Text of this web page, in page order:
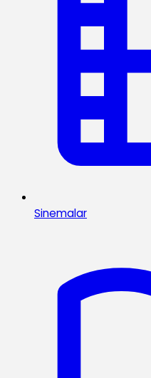
Sinemalar